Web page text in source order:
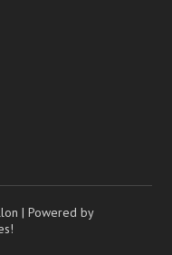
| Powered by